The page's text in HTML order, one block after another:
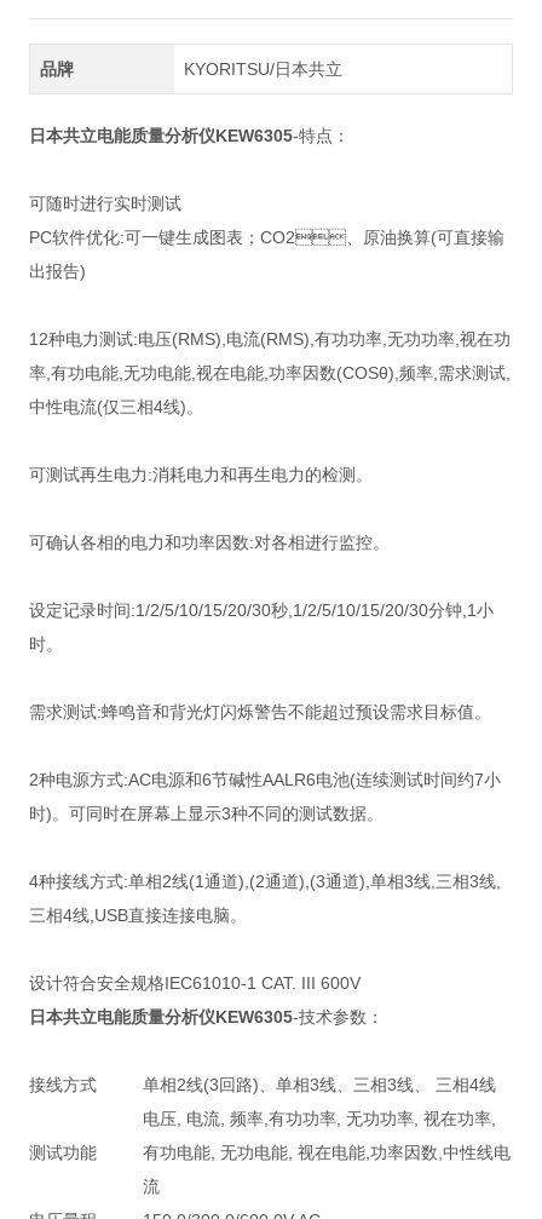
品牌 KYORITSU/日本共立
日本共立电能质量分析仪KEW6305-特点：
可随时进行实时测试
PC软件优化:可一键生成图表；CO2、原油换算(可直接输
出报告)
12种电力测试:电压(RMS),电流(RMS),有功功率,无功功率,视在功
率,有功电能,无功电能,视在电能,功率因数(COSθ),频率,需求测试,
中性电流(仅三相4线)。
可测试再生电力:消耗电力和再生电力的检测。
可确认各相的电力和功率因数:对各相进行监控。
设定记录时间:1/2/5/10/15/20/30秒,1/2/5/10/15/20/30分钟,1小
时。
需求测试:蜂鸣音和背光灯闪烁警告不能超过预设需求目标值。
2种电源方式:AC电源和6节碱性AALR6电池(连续测试时间约7小
时)。可同时在屏幕上显示3种不同的测试数据。
4种接线方式:单相2线(1通道),(2通道),(3通道),单相3线,三相3线,
三相4线,USB直接连接电脑。
设计符合安全规格IEC61010-1 CAT. III 600V
日本共立电能质量分析仪KEW6305-技术参数：
接线方式 单相2线(3回路)、单相3线、三相3线、 三相4线
测试功能
电压, 电流, 频率,有功功率, 无功功率, 视在功率,
有功电能, 无功电能, 视在电能,功率因数,中性线电
流